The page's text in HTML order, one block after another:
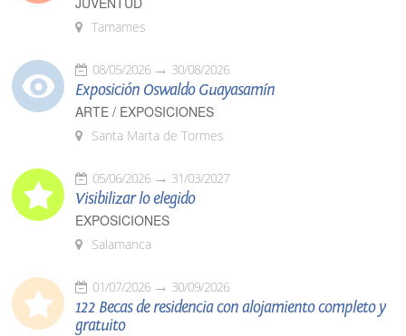
Tamames
08/05/2026 30/08/2026
Exposición Oswaldo Guayasamín
ARTE / EXPOSICIONES
Santa Marta de Tormes
05/06/2026 31/03/2027
Visibilizar lo elegido
EXPOSICIONES
Salamanca
01/07/2026 30/09/2026
122 Becas de residencia con alojamiento completo y
gratuito